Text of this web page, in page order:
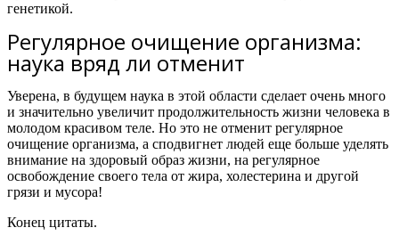
генетикой.
Регулярное очищение организма:
наука вряд ли отменит
Уверена, в будущем наука в этой области сделает очень много
и значительно увеличит продолжительность жизни человека в
молодом красивом теле. Но это не отменит регулярное
очищение организма, а сподвигнет людей еще больше уделять
внимание на здоровый образ жизни, на регулярное
освобождение своего тела от жира, холестерина и другой
грязи и мусора!
Конец цитаты.